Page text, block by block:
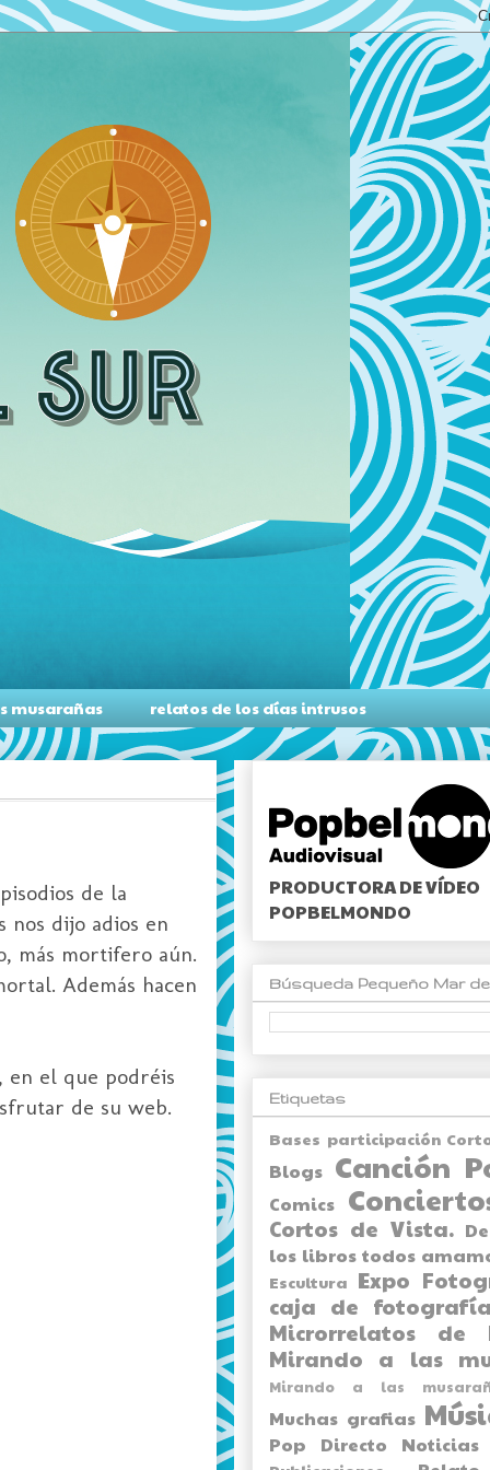
musarañas relatos de los días intrusos
de la
nos dijo adios en
más mortifero aún.
Además hacen
en el que podréis
de su web.
PRODUCTORA DE VÍDEO
POPBELMONDO
Búsqueda Pequeño Mar
Etiquetas
Bases participación
Blogs Canción
Comics
Cortos de Vista.
los libros todos
Escultura Expo
caja de
Microrrelatos de
Mirando a las
Mirando a las
Muchas grafias
Pop Directo Noticias